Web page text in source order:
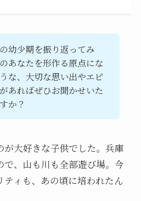
幼少期を振り返ってみ
あなたを形作る原点にな
な、大切な思い出やエピ
あればぜひお聞かせいた
か？
が大好きな子供でした。兵庫
で、山も川も全部遊び場。今
ティも、あの頃に培われたん